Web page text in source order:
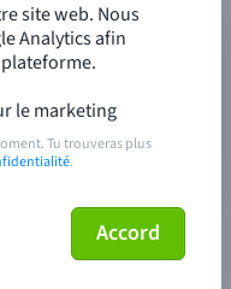
site web. Nous
Analytics afin
le marketing
Tu trouveras plus
.
Accord